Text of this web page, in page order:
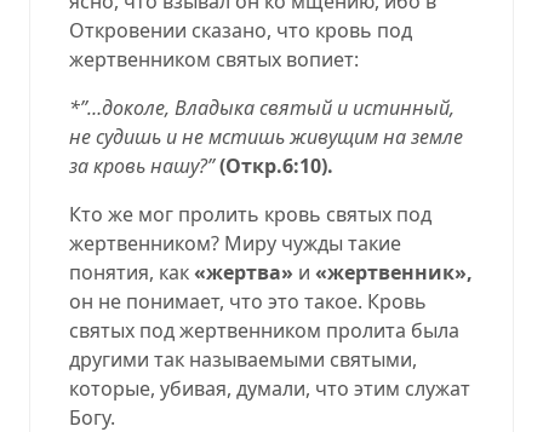
Откровении сказано, что кровь под
жертвенником святых вопиет:
*’’…доколе, Владыка святый и истинный,
не судишь и не мстишь живущим на земле
за кровь нашу?’’(Откр.6:10).
Кто же мог пролить кровь святых под
жертвенником? Миру чужды такие
понятия, как«жертва» и «жертвенник»,
он не понимает, что это такое. Кровь
святых под жертвенником пролита была
другими так называемыми святыми,
которые, убивая, думали, что этим служат
Богу.